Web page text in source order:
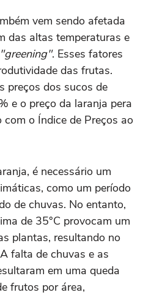
vem sendo afetada
das altas temperaturas e
"greening". Esses fatores
das frutas.
preços dos sucos de
e o preço da laranja pera
o Índice de Preços ao
é necessário um
como um período
de chuvas. No entanto,
de 35°C provocam um
plantas, resultando no
falta de chuvas e as
em uma queda
frutos por área,